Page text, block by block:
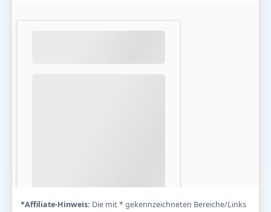
*Affiliate-Hinweis: Die mit * gekennzeichneten Bereiche/Links